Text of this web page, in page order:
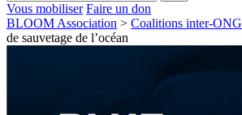
Vous mobiliser Faire un don
BLOOM Association > Coalitions inter-ONG
de sauvetage de l’océan